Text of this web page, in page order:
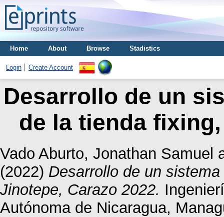
Home About Browse Stadistics
Login Create Account
Desarrollo de un
de la tienda
Vado Aburto, Jonathan Samuel
(2022) Desarrollo de un
Jinotepe, Carazo 2022.
Autónoma de Nicaragua,